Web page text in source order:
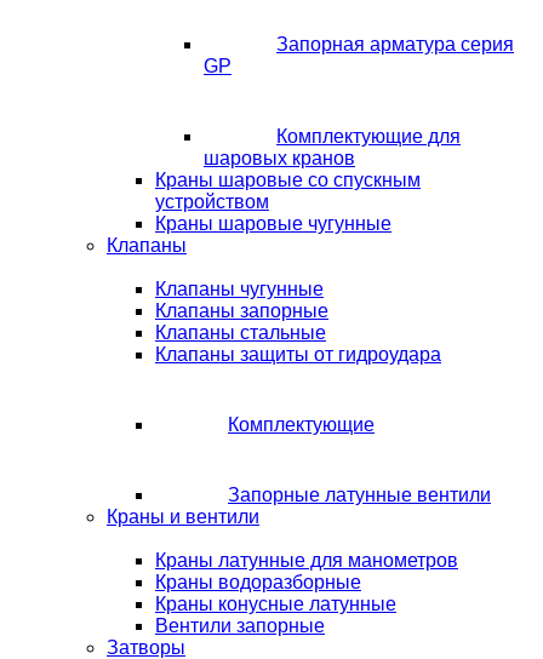
Запорная арматура серия
GP
Комплектующие для
шаровых кранов
Краны шаровые со спускным
устройством
Краны шаровые чугунные
Клапаны
Клапаны чугунные
Клапаны запорные
Клапаны стальные
Клапаны защиты от гидроудара
Комплектующие
Запорные латунные вентили
Краны и вентили
Краны латунные для манометров
Краны водоразборные
Краны конусные латунные
Вентили запорные
Затворы